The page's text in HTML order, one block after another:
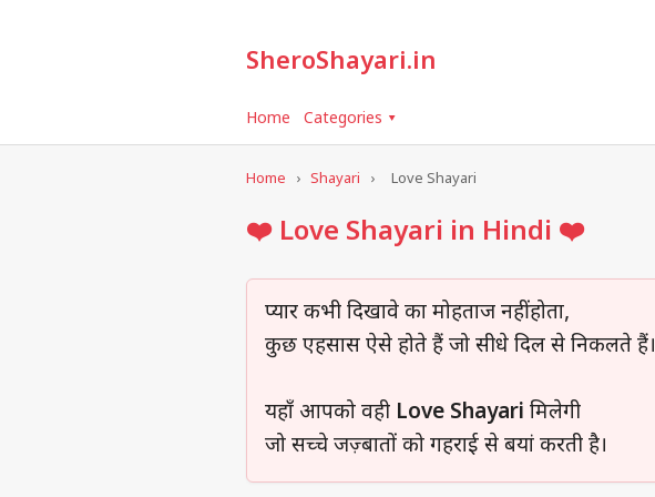
SheroShayari.in
Home Categories ▾
Home › Shayari › Love Shayari
❤️ Love Shayari in Hindi ❤️
प्यार कभी दिखावे का मोहताज नहीं होता,
कुछ एहसास ऐसे होते हैं जो सीधे दिल से निकलते हैं।
यहाँ आपको वही Love Shayari मिलेगी
जो सच्चे जज़्बातों को गहराई से बयां करती है।